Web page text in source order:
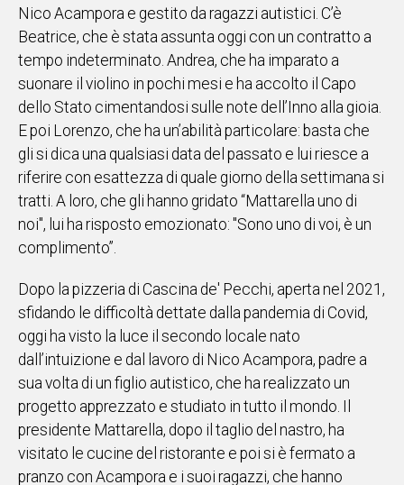
VIDEO
Vai
UNISCITI
AL CANALE
WHATSAPP
Social
Nico Acampora e gestito da ragazzi autistici. C’è
Beatrice, che è stata assunta oggi con un contratto a
tempo indeterminato. Andrea, che ha imparato a
suonare il violino in pochi mesi e ha accolto il Capo
dello Stato cimentandosi sulle note dell’Inno alla gioia.
E poi Lorenzo, che ha un’abilità particolare: basta che
gli si dica una qualsiasi data del passato e lui riesce a
riferire con esattezza di quale giorno della settimana si
tratti. A loro, che gli hanno gridato “Mattarella uno di
noi", lui ha risposto emozionato: "Sono uno di voi, è un
complimento”.
Dopo la pizzeria di Cascina de' Pecchi, aperta nel 2021,
sfidando le difficoltà dettate dalla pandemia di Covid,
oggi ha visto la luce il secondo locale nato
dall’intuizione e dal lavoro di Nico Acampora, padre a
sua volta di un figlio autistico, che ha realizzato un
progetto apprezzato e studiato in tutto il mondo. Il
presidente Mattarella, dopo il taglio del nastro, ha
visitato le cucine del ristorante e poi si è fermato a
pranzo con Acampora e i suoi ragazzi, che hanno